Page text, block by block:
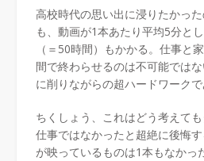
高校時代の思い出に浸りたかっ
も、動画が1本あたり平均5分と
（＝50時間）もかかる。仕事と
間で終わらせるのは不可能では
に削りながらの超ハードワークで
ちくしょう、これはどう考えて
仕事ではなかったと超絶に後悔
が映っているものは1本もなか